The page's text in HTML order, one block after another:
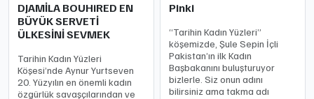
DJAMİLA BOUHiRED EN
BÜYÜK SERVETİ
ÜLKESİNİ SEVMEK
Tarihin Kadın Yüzleri
Köşesi’nde Aynur Yurtseven
20. Yüzyılın en önemli kadın
özgürlük savaşçılarından ve
Pinki
“Tarihin Kadın Yüzleri”
köşemizde, Şule Sepin İçli
Pakistan’ın ilk Kadın
Başbakanını buluşturuyor
bizlerle. Siz onun adını
bilirsiniz ama takma adı